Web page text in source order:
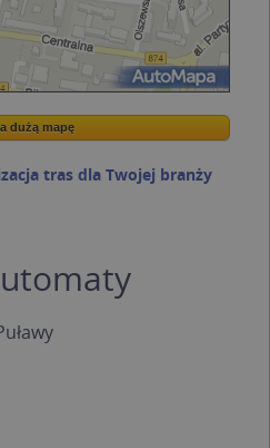
dużą mapę
dużą mapę
tras dla Twojej branży